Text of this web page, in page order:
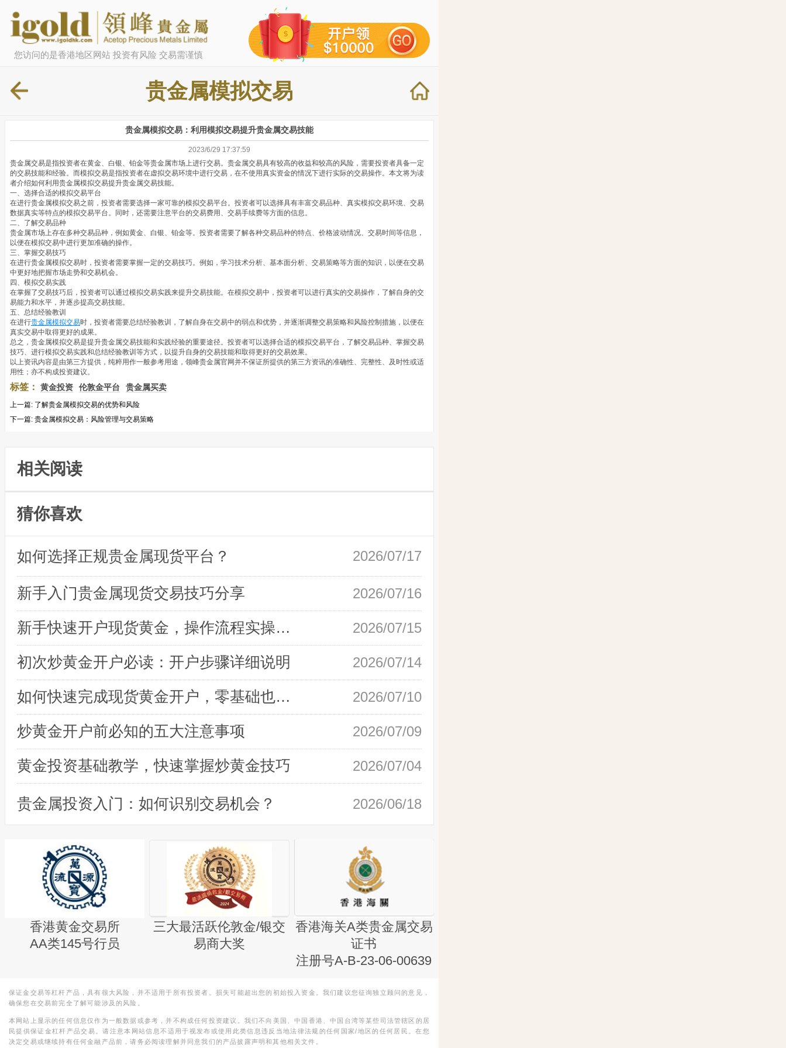
您访问的是香港地区网站 投资有风险 交易需谨慎
贵金属模拟交易
贵金属模拟交易：利用模拟交易提升贵金属交易技能
2023/6/29 17:37:59
贵金属交易是指投资者在黄金、白银、铂金等贵金属市场上进行交易。贵金属交易具有较高的收益和较高的风险，需要投资者具备一定
的交易技能和经验。而模拟交易是指投资者在虚拟交易环境中进行交易，在不使用真实资金的情况下进行实际的交易操作。本文将为读
者介绍如何利用贵金属模拟交易提升贵金属交易技能。
一、选择合适的模拟交易平台
在进行贵金属模拟交易之前，投资者需要选择一家可靠的模拟交易平台。投资者可以选择具有丰富交易品种、真实模拟交易环境、交易
数据真实等特点的模拟交易平台。同时，还需要注意平台的交易费用、交易手续费等方面的信息。
二、了解交易品种
贵金属市场上存在多种交易品种，例如黄金、白银、铂金等。投资者需要了解各种交易品种的特点、价格波动情况、交易时间等信息，
以便在模拟交易中进行更加准确的操作。
三、掌握交易技巧
在进行贵金属模拟交易时，投资者需要掌握一定的交易技巧。例如，学习技术分析、基本面分析、交易策略等方面的知识，以便在交易
中更好地把握市场走势和交易机会。
四、模拟交易实践
在掌握了交易技巧后，投资者可以通过模拟交易实践来提升交易技能。在模拟交易中，投资者可以进行真实的交易操作，了解自身的交
易能力和水平，并逐步提高交易技能。
五、总结经验教训
在进行贵金属模拟交易时，投资者需要总结经验教训，了解自身在交易中的弱点和优势，并逐渐调整交易策略和风险控制措施，以便在
真实交易中取得更好的成果。
总之，贵金属模拟交易是提升贵金属交易技能和实践经验的重要途径。投资者可以选择合适的模拟交易平台，了解交易品种、掌握交易
技巧、进行模拟交易实践和总结经验教训等方式，以提升自身的交易技能和取得更好的交易效果。
以上资讯内容是由第三方提供，纯粹用作一般参考用途，领峰贵金属官网并不保证所提供的第三方资讯的准确性、完整性、及时性或适
用性；亦不构成投资建议。
标签： 黄金投资 伦敦金平台 贵金属买卖
上一篇: 了解贵金属模拟交易的优势和风险
下一篇: 贵金属模拟交易：风险管理与交易策略
相关阅读
猜你喜欢
如何选择正规贵金属现货平台？ 2026/07/17
新手入门贵金属现货交易技巧分享 2026/07/16
新手快速开户现货黄金，操作流程实操详解 2026/07/15
初次炒黄金开户必读：开户步骤详细说明 2026/07/14
如何快速完成现货黄金开户，零基础也能轻松上手 2026/07/10
炒黄金开户前必知的五大注意事项 2026/07/09
黄金投资基础教学，快速掌握炒黄金技巧 2026/07/04
贵金属投资入门：如何识别交易机会？ 2026/06/18
香港黄金交易所
AA类145号行员
三大最活跃伦敦金/银交
易商大奖
香港海关A类贵金属交易
证书
注册号A-B-23-06-00639
保证金交易等杠杆产品，具有很大风险，并不适用于所有投资者。损失可能超出您的初始投入资金。我们建议您征询独立顾问的意见，
确保您在交易前完全了解可能涉及的风险。
本网站上显示的任何信息仅作为一般数据或参考，并不构成任何投资建议。我们不向美国、中国香港、中国台湾等某些司法管辖区的居
民提供保证金杠杆产品交易。请注意本网站信息不适用于视发布或使用此类信息违反当地法律法规的任何国家/地区的任何居民。在您
决定交易或继续持有任何金融产品前，请务必阅读理解并同意我们的产品披露声明和其他相关文件。